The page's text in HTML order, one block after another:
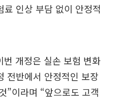
인상 부담 없이 안정적
번 개정은 실손 보험 변화
전반에서 안정적인 보장
”이라며 “앞으로도 고객